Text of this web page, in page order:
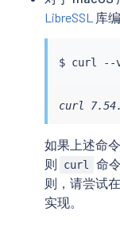
LibreSSL 库
$ curl --
curl
如果上述命
则
curl
命
则，请尝试
实现。